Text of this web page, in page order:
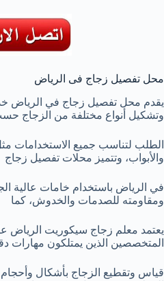
محل تفصيل زجاج فى الرياض
يقدم محل تفصيل زجاج في الرياض
وتشكيل أنواع مختلفة من الزجاج
الطلب لتناسب جميع الاستخدامات مثل
والأبواب، وتتميز محلات تفصيل زجاج
في الرياض باستخدام خامات عالية
ومقاومته للصدمات والخدوش، كما
يعتمد معلم زجاج سيكوريت الرياض
المتخصصين الذين يمتلكون مهارات
قياس وتقطيع الزجاج بأشكال